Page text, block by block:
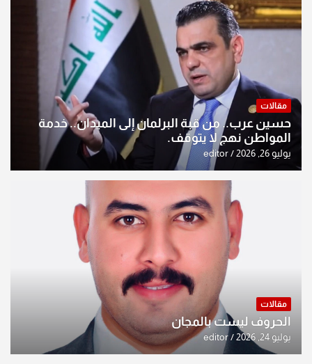
مقالات
حسين عرب.. من قبة البرلمان إلى الميدان.. خدمة
المواطن نهج لا يتوقف.
يوليو 26, 2026 editor
مقالات
الحروف ليست بالمجان
يوليو 24, 2026 editor